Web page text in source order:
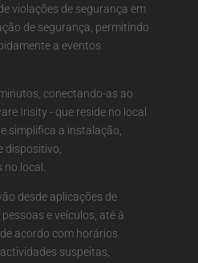
violações de segurança em
de segurança, permitindo
a eventos
conectando-as ao
Irisity - que reside no local
simplifica a instalação,
dispositivo,
local.
desde aplicações de
e veículos, até à
acordo com horários
suspeitas,